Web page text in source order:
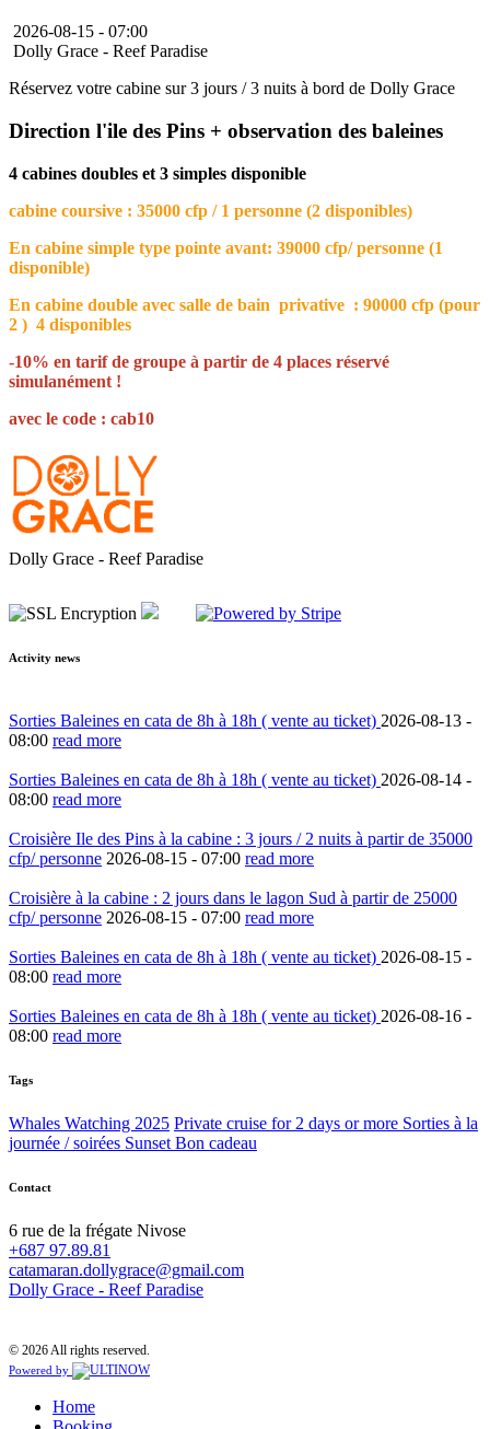
2026-08-15 - 07:00
Dolly Grace - Reef Paradise
Réservez votre cabine sur 3 jours / 3 nuits à bord de Dolly Grace
Direction l'ile des Pins + observation des baleines
4 cabines doubles et 3 simples disponible
cabine coursive : 35000 cfp / 1 personne (2 disponibles)
En cabine simple type pointe avant: 39000 cfp/ personne (1
disponible)
En cabine double avec salle de bain privative : 90000 cfp (pour
2 ) 4 disponibles
-10% en tarif de groupe à partir de 4 places réservé
simulanément !
avec le code : cab10
Dolly Grace - Reef Paradise
Activity news
Sorties Baleines en cata de 8h à 18h ( vente au ticket) 2026-08-13 -
08:00 read more
Sorties Baleines en cata de 8h à 18h ( vente au ticket) 2026-08-14 -
08:00 read more
Croisière Ile des Pins à la cabine : 3 jours / 2 nuits à partir de 35000
cfp/ personne 2026-08-15 - 07:00 read more
Croisière à la cabine : 2 jours dans le lagon Sud à partir de 25000
cfp/ personne 2026-08-15 - 07:00 read more
Sorties Baleines en cata de 8h à 18h ( vente au ticket) 2026-08-15 -
08:00 read more
Sorties Baleines en cata de 8h à 18h ( vente au ticket) 2026-08-16 -
08:00 read more
Tags
Whales Watching 2025 Private cruise for 2 days or more Sorties à la
journée / soirées Sunset Bon cadeau
Contact
6 rue de la frégate Nivose
+687 97.89.81
catamaran.dollygrace@gmail.com
Dolly Grace - Reef Paradise
© 2026 All rights reserved.
Powered by
Home